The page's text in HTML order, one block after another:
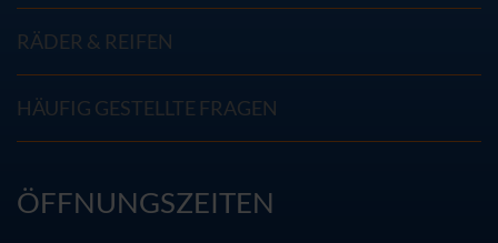
RÄDER & REIFEN
HÄUFIG GESTELLTE FRAGEN
ÖFFNUNGSZEITEN